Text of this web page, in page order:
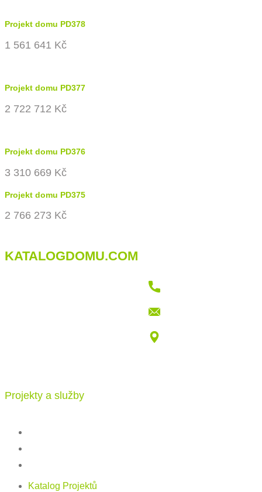
Projekt domu PD378
1 561 641 Kč
Projekt domu PD377
2 722 712 Kč
Projekt domu PD376
3 310 669 Kč
Projekt domu PD375
2 766 273 Kč
KATALOGDOMU.COM
Projekty a služby
Katalog Projektů